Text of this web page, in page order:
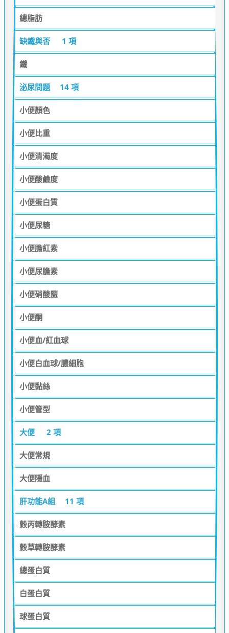
總脂肪
缺鐵與否 1 項
鐵
泌尿問題 14 項
小便顏色
小便比重
小便清濁度
小便酸鹼度
小便蛋白質
小便尿糖
小便膽紅素
小便尿膽素
小便硝酸盬
小便酮
小便血/紅血球
小便白血球/膿細胞
小便黏絲
小便管型
大便 2 項
大便常規
大便隱血
肝功能A組 11 項
穀丙轉胺酵素
穀草轉胺酵素
總蛋白質
白蛋白質
球蛋白質